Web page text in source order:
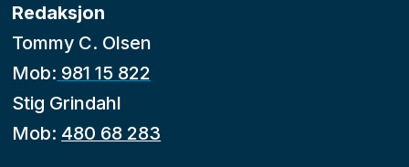
Redaksjon
Tommy C. Olsen
Mob: 981 15 822
Stig Grindahl
Mob: 480 68 283